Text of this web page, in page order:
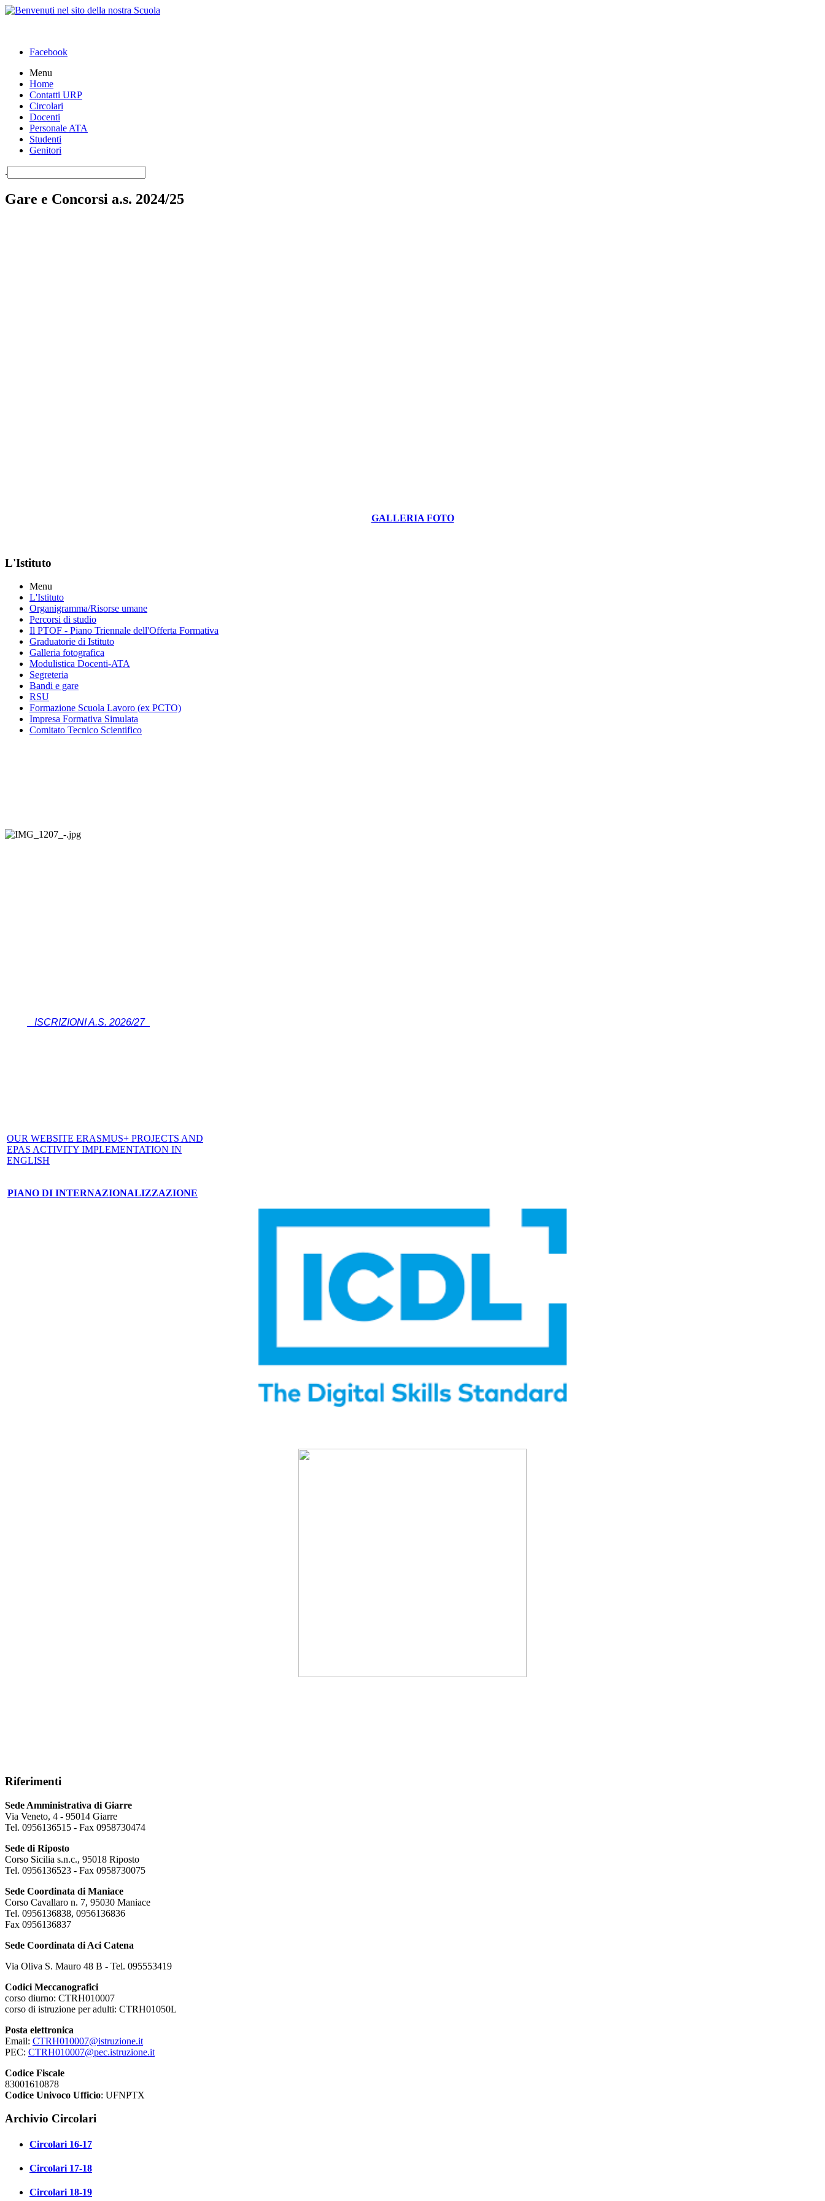
Facebook
Menu
Home
Contatti URP
Circolari
Docenti
Personale ATA
Studenti
Genitori
.
Gare e Concorsi a.s. 2024/25
GALLERIA FOTO
L'Istituto
Menu
L'Istituto
Organigramma/Risorse umane
Percorsi di studio
Il PTOF - Piano Triennale dell'Offerta Formativa
Graduatorie di Istituto
Galleria fotografica
Modulistica Docenti-ATA
Segreteria
Bandi e gare
RSU
Formazione Scuola Lavoro (ex PCTO)
Impresa Formativa Simulata
Comitato Tecnico Scientifico
ISCRIZIONI A.S. 2026/27
OUR WEBSITE ERASMUS+ PROJECTS AND
EPAS ACTIVITY IMPLEMENTATION IN
ENGLISH
PIANO DI INTERNAZIONALIZZAZIONE
Riferimenti
Sede Amministrativa di Giarre
Via Veneto, 4 - 95014 Giarre
Tel. 0956136515 - Fax 0958730474
Sede di Riposto
Corso Sicilia s.n.c., 95018 Riposto
Tel. 0956136523 - Fax 0958730075
Sede Coordinata di Maniace
Corso Cavallaro n. 7, 95030 Maniace
Tel. 0956136838, 0956136836
Fax 0956136837
Sede Coordinata di Aci Catena
Via Oliva S. Mauro 48 B - Tel. 095553419
Codici Meccanografici
corso diurno: CTRH010007
corso di istruzione per adulti: CTRH01050L
Posta elettronica
Email: CTRH010007@istruzione.it
PEC: CTRH010007@pec.istruzione.it
Codice Fiscale
83001610878
Codice Univoco Ufficio: UFNPTX
Archivio Circolari
Circolari 16-17
Circolari 17-18
Circolari 18-19